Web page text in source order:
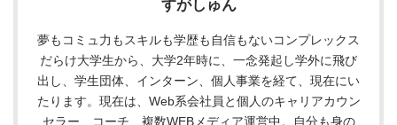
すがしゅん
夢もコミュ力もスキルも学歴も自信もないコンプレックス
だらけ大学生から、大学2年時に、一念発起し学外に飛び
出し、学生団体、インターン、個人事業を経て、現在にい
たります。現在は、Web系会社員と個人のキャリアカウン
セラー、コーチ、複数WEBメディア運営中。自分も身の